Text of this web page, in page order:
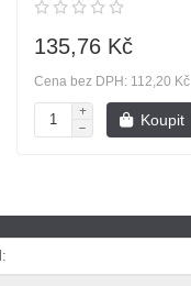
135,76 Kč
Cena bez DPH: 112,20 Kč
Koupit